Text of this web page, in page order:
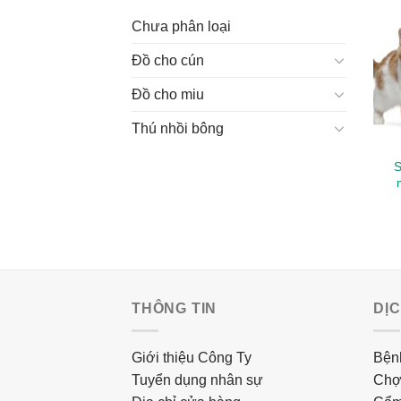
Chưa phân loại
Đồ cho cún
Đồ cho miu
Thú nhồi bông
THÔNG TIN
Giới thiệu Công Ty
Tuyển dụng nhân sự